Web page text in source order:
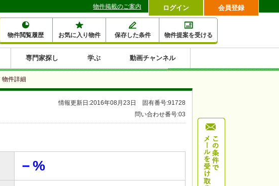
物件閲覧履歴 お気に入り物件 保存した条件 物件提案を受ける
専門家探し 学ぶ 動画チャンネル
ログイン 会員登録
物件掲載のご案内
物件詳細
情報更新日:2016年08月23日 固有番号:91728
問い合わせ番号:03
－%